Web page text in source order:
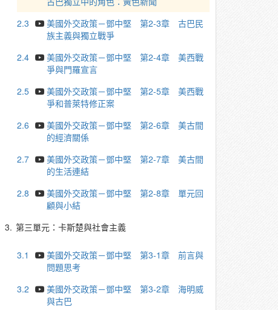
2.3
美國外交政策－鄧中堅 第2-3章 古巴民
族主義與獨立戰爭
2.4
美國外交政策－鄧中堅 第2-4章 美西戰
爭與門羅宣言
2.5
美國外交政策－鄧中堅 第2-5章 美西戰
爭和普萊特修正案
2.6
美國外交政策－鄧中堅 第2-6章 美古間
的經濟關係
2.7
美國外交政策－鄧中堅 第2-7章 美古間
的生活連結
2.8
美國外交政策－鄧中堅 第2-8章 單元回
顧與小結
3. 第三單元：卡斯楚與社會主義
3.1
美國外交政策－鄧中堅 第3-1章 前言與
問題思考
3.2
美國外交政策－鄧中堅 第3-2章 海明威
與古巴